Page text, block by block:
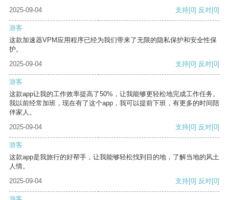
2025-09-04
支持[0] 反对[0]
游客
这款加速器VPM应用程序已经为我们带来了无限的隐私保护和安全性保
护。
2025-09-04
支持[0] 反对[0]
游客
这款app让我的工作效率提高了50%，让我能够更轻松地完成工作任务。
我以前经常加班，现在有了这个app，我可以提前下班，有更多的时间陪
伴家人。
2025-09-04
支持[0] 反对[0]
游客
这款app是我旅行的好帮手，让我能够轻松找到目的地，了解当地的风土
人情。
2025-09-04
支持[0] 反对[0]